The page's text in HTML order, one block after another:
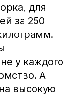
для
за 250
у каждого
А
высокую